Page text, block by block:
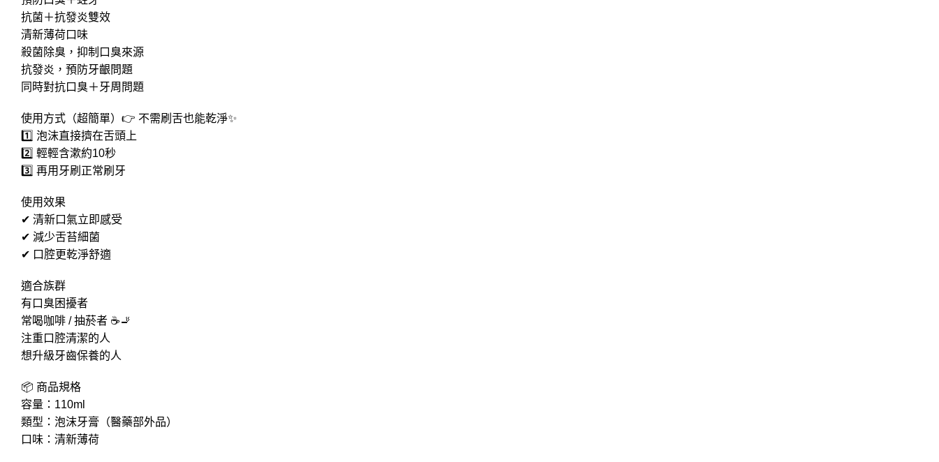
抗菌＋抗發炎雙效
清新薄荷口味
殺菌除臭，抑制口臭來源
抗發炎，預防牙齦問題
同時對抗口臭＋牙周問題
使用方式（超簡單）👉 不需刷舌也能乾淨✨
1️⃣ 泡沫直接擠在舌頭上
2️⃣ 輕輕含漱約10秒
3️⃣ 再用牙刷正常刷牙
使用效果
✔ 清新口氣立即感受
✔ 減少舌苔細菌
✔ 口腔更乾淨舒適
適合族群
有口臭困擾者
常喝咖啡 / 抽菸者 ☕🚬
注重口腔清潔的人
想升級牙齒保養的人
📦 商品規格
容量：110ml
類型：泡沫牙膏（醫藥部外品）
口味：清新薄荷